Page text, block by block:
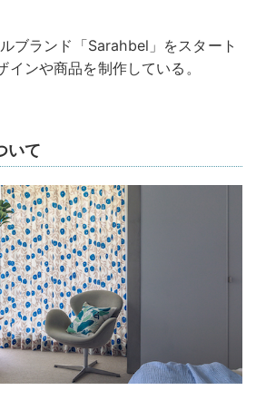
ブランド「Sarahbel」をスタート
インや商品を制作している。
いて